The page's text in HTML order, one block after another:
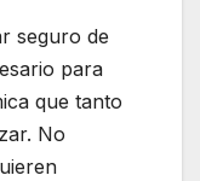
seguro de
para
que tanto
No